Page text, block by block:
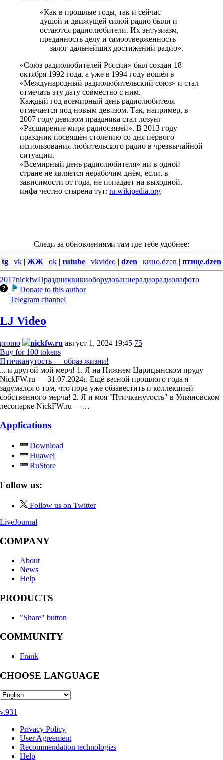
«Как в прошлые годы, так и сейчас
душой и движущей силой радио были и
остаются радиолюбители. Их энтузиазм,
преданность делу и самоотверженность
— залог дальнейших достижений радио».
«Союз радиолюбителей России» был создан 18
октября 1992 года, а уже в 1994 году вошёл в
«Международный радиолюбительский союз» и стал
отмечать эту дату совместно с ним.
Каждый год всемирный день радиолюбителя
отмечается под новым девизом. Так, например, в
2007 году девизом праздника стал лозунг
«Расширение мира радиосвязей». В 2013 году
праздник посвящён столетию со дня первого
использования любительского радио в чрезвычайной
ситуации.
«Всемирный день радиолюбителя» ни в одной
стране не является нерабочим днём, если, в
зависимости от года, не попадает на выходной.
инфа честно стырена тут: ru.wikipedia.org
Следи за обновлениями там где тебе удобнее:
tg | vk | ЖЖ | ok | rutube | vkvideo | dzen | кино.dzen | птице.dzen
2017nickfwПраздниквикиоборудованиерадиорадиолафото
Donate to this author
Telegram channel
LJ Video
promo nickfw.ru август 1, 2024 19:45 75
Buy for 100 tokens
Птичканутость — образ жизни!
... и другой мой мерч! 1. Я на Нижнем Царицынском пруду
NickFW.ru — 31.07.2024г. Ещё весной прошлого года я
задумался о том, что пора уже обзавестить и коллекцией
собственного мерча! 2. Я и моя "Птичканутость" в Ульяновском
лесопарке NickFW.ru —…
Applications
Download
Huawei
RuStore
Follow us:
Follow us on Twitter
LiveJournal
COMPANY
About
News
Help
PRODUCTS
"Share" button
COMMUNITY
Frank
CHOOSE LANGUAGE
v.931
Privacy Policy
User Agreement
Recommendation technologies
Help